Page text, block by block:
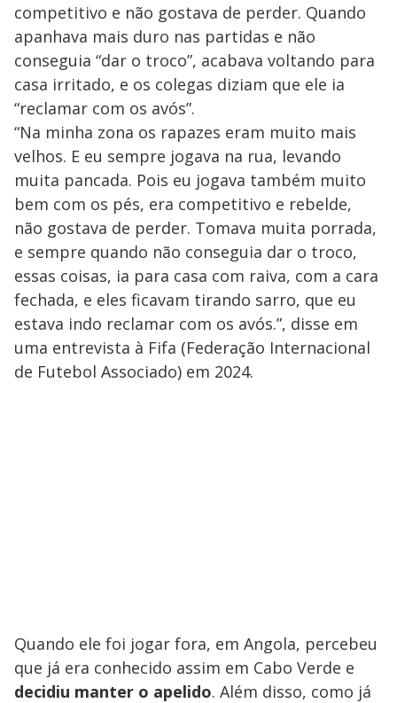
competitivo e não gostava de perder. Quando
apanhava mais duro nas partidas e não
conseguia “dar o troco”, acabava voltando para
casa irritado, e os colegas diziam que ele ia
“reclamar com os avós”.
“Na minha zona os rapazes eram muito mais
velhos. E eu sempre jogava na rua, levando
muita pancada. Pois eu jogava também muito
bem com os pés, era competitivo e rebelde,
não gostava de perder. Tomava muita porrada,
e sempre quando não conseguia dar o troco,
essas coisas, ia para casa com raiva, com a cara
fechada, e eles ficavam tirando sarro, que eu
estava indo reclamar com os avós.”, disse em
uma entrevista à Fifa (Federação Internacional
de Futebol Associado) em 2024.
Quando ele foi jogar fora, em Angola, percebeu
que já era conhecido assim em Cabo Verde e
decidiu manter o apelido. Além disso, como já